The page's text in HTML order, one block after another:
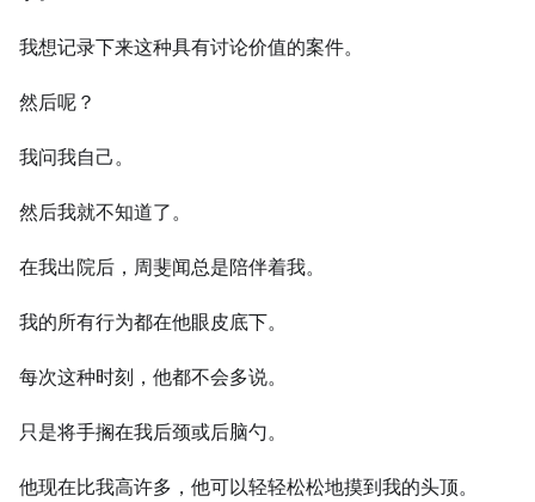
我想记录下来这种具有讨论价值的案件。
然后呢？
我问我自己。
然后我就不知道了。
在我出院后，周斐闻总是陪伴着我。
我的所有行为都在他眼皮底下。
每次这种时刻，他都不会多说。
只是将手搁在我后颈或后脑勺。
他现在比我高许多，他可以轻轻松松地摸到我的头顶。